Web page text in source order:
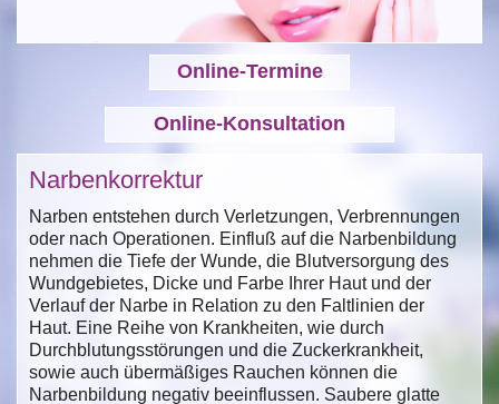
Online-Termine
Online-Konsultation
Narbenkorrektur
Narben entstehen durch Verletzungen, Verbrennungen
oder nach Operationen. Einfluß auf die Narbenbildung
nehmen die Tiefe der Wunde, die Blutversorgung des
Wundgebietes, Dicke und Farbe Ihrer Haut und der
Verlauf der Narbe in Relation zu den Faltlinien der
Haut. Eine Reihe von Krankheiten, wie durch
Durchblutungsstörungen und die Zuckerkrankheit,
sowie auch übermäßiges Rauchen können die
Narbenbildung negativ beeinflussen. Saubere glatte